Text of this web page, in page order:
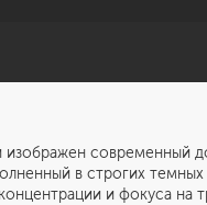
изображен современный
в строгих темных
и фокуса на